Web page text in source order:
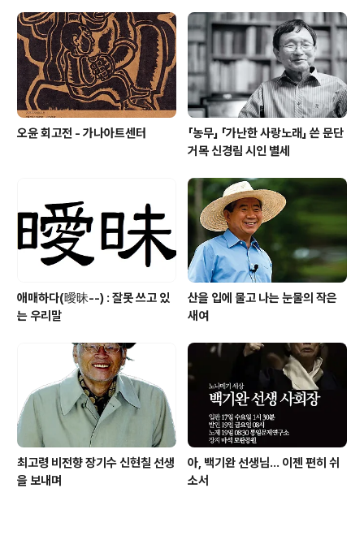
오윤 회고전 - 가나아트센터
「농무」 「가난한 사랑노래」 쓴 문단
거목 신경림 시인 별세
애매하다(曖昧--) : 잘못 쓰고 있
는 우리말
산을 입에 물고 나는 눈물의 작은
새여
최고령 비전향 장기수 신현칠 선생
을 보내며
아, 백기완 선생님... 이젠 편히 쉬
소서